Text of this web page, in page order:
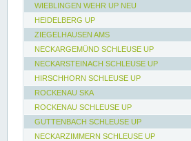
WIEBLINGEN WEHR UP NEU
HEIDELBERG UP
ZIEGELHAUSEN AMS
NECKARGEMÜND SCHLEUSE UP
NECKARSTEINACH SCHLEUSE UP
HIRSCHHORN SCHLEUSE UP
ROCKENAU SKA
ROCKENAU SCHLEUSE UP
GUTTENBACH SCHLEUSE UP
NECKARZIMMERN SCHLEUSE UP